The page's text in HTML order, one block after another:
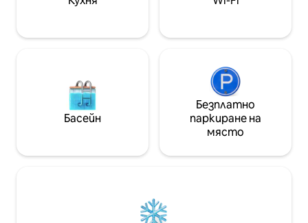
до пасища с
Басейн
Безплатно
паркиране на
място